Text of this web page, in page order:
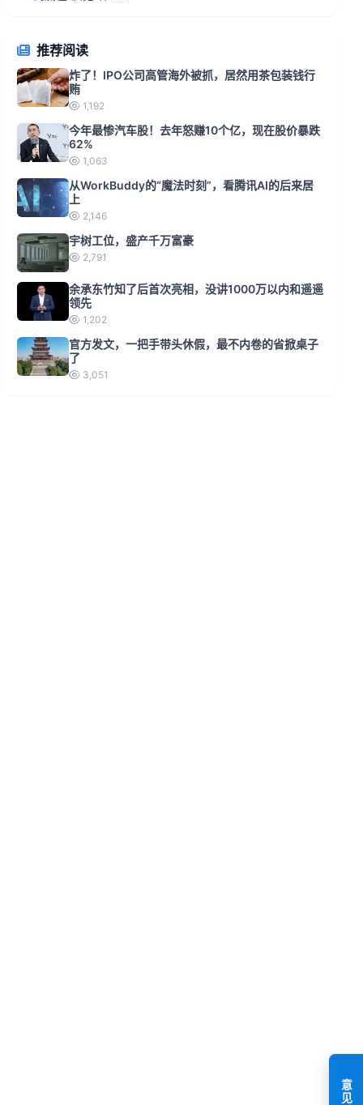
推荐阅读
炸了！IPO公司高管海外被抓，居然用茶包装钱行
贿
1,192
今年最惨汽车股！去年怒赚10个亿，现在股价暴跌
62%
1,063
从WorkBuddy的“魔法时刻”，看腾讯AI的后来居
上
2,146
宇树工位，盛产千万富豪
2,791
余承东竹知了后首次亮相，没讲1000万以内和遥遥
领先
1,202
官方发文，一把手带头休假，最不内卷的省掀桌子
了
3,051